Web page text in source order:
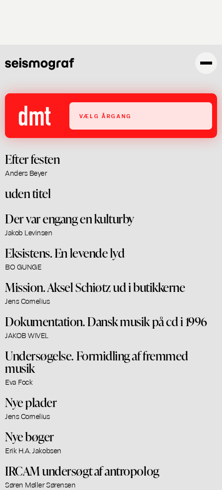
VÆLG ÅRGANG
Efter festen
Anders Beyer
uden titel
Der var engang en kulturby
Jakob Levinsen
Eksistens. En levende lyd
BO GUNGE
Mission. Aksel Schiøtz ud i butikkerne
Jens Cornelius
Dokumentation. Dansk musik på cd i 1996
JAKOB WIVEL
Undersøgelse. Formidling af fremmed
musik
Eva Fock
Nye plader
Jens Cornelius
Nye bøger
Erik H.A. Jakobsen
IRCAM undersøgt af antropolog
Søren Møller Sørensen